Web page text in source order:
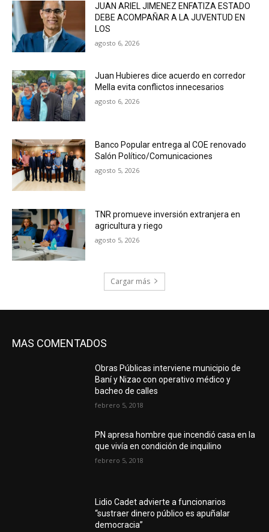
JUAN ARIEL JIMENEZ ENFATIZA ESTADO
DEBE ACOMPAÑAR A LA JUVENTUD EN
LOS
agosto 6, 2026
Juan Hubieres dice acuerdo en corredor
Mella evita conflictos innecesarios
agosto 6, 2026
Banco Popular entrega al COE renovado
Salón Político/Comunicaciones
agosto 5, 2026
TNR promueve inversión extranjera en
agricultura y riego
agosto 5, 2026
Cargar más
MAS COMENTADOS
Obras Públicas interviene municipio de
Baní y Nizao con operativo médico y
bacheo de calles
febrero 5, 2018
PN apresa hombre que incendió casa en la
que vivía en condición de inquilino
febrero 5, 2018
Lidio Cadet advierte a funcionarios
“sustraer dinero público es apuñalar
democracia”